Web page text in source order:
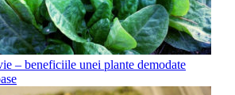
– beneficiile unei plante demodate